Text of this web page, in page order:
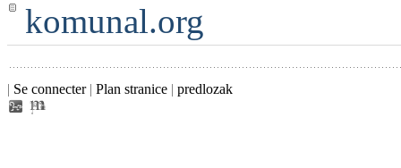
komunal.org
| Se connecter| Plan stranice | predlozak